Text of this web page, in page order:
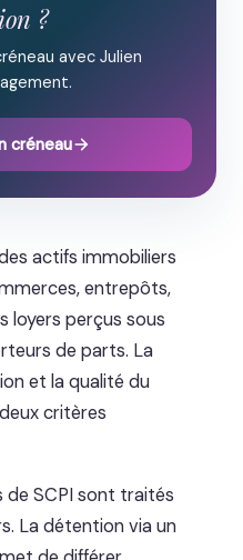
?
avec Julien
créneau
actifs immobiliers
entrepôts,
loyers perçus sous
de parts. La
et la qualité du
critères
de SCPI sont traités
La détention via un